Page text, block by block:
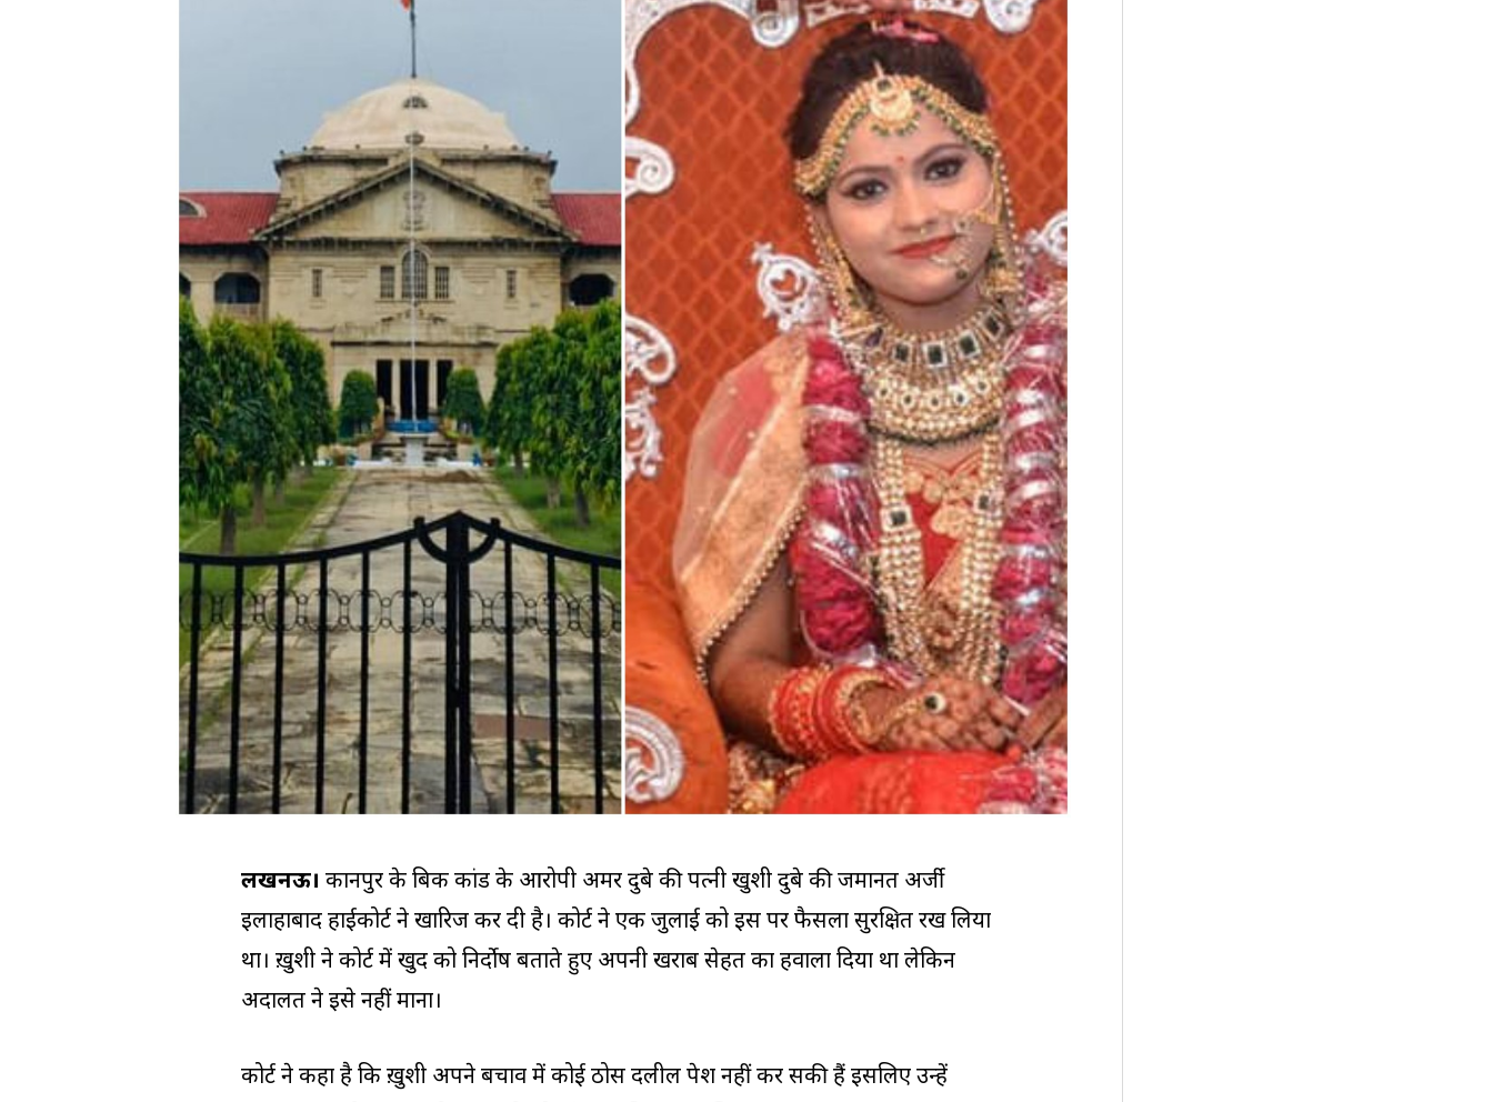
लखनऊ। कानपुर के बिकरू कांड के आरोपी अमर दुबे की पत्नी खुशी दुबे की जमानत अर्जी
इलाहाबाद हाईकोर्ट ने खारिज कर दी है। कोर्ट ने एक जुलाई को इस पर फैसला सुरक्षित रख लिया
था। ख़ुशी ने कोर्ट में खुद को निर्दोष बताते हुए अपनी खराब सेहत का हवाला दिया था लेकिन
अदालत ने इसे नहीं माना।
कोर्ट ने कहा है कि ख़ुशी अपने बचाव में कोई ठोस दलील पेश नहीं कर सकी हैं इसलिए उन्हें